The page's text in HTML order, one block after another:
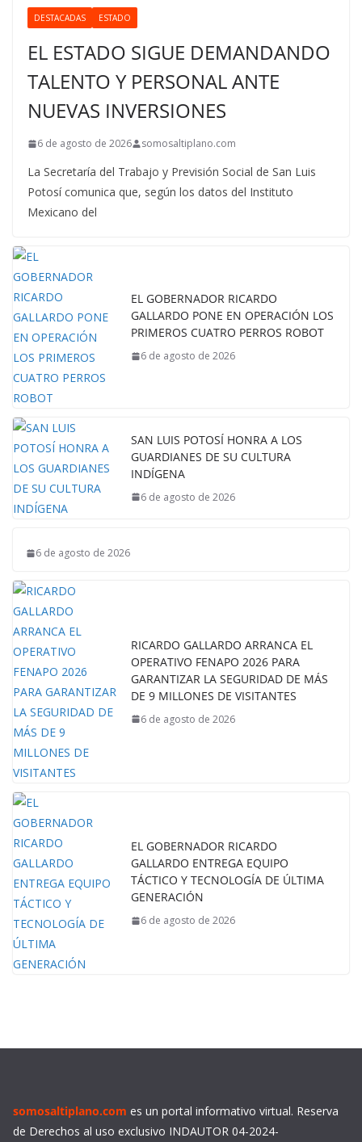
DESTACADAS ESTADO
EL ESTADO SIGUE DEMANDANDO
TALENTO Y PERSONAL ANTE
NUEVAS INVERSIONES
6 de agosto de 2026 somosaltiplano.com
La Secretaría del Trabajo y Previsión Social de San Luis
Potosí comunica que, según los datos del Instituto
Mexicano del
EL GOBERNADOR RICARDO
GALLARDO PONE EN OPERACIÓN LOS
PRIMEROS CUATRO PERROS ROBOT
6 de agosto de 2026
SAN LUIS POTOSÍ HONRA A LOS
GUARDIANES DE SU CULTURA
INDÍGENA
6 de agosto de 2026
6 de agosto de 2026
RICARDO GALLARDO ARRANCA EL
OPERATIVO FENAPO 2026 PARA
GARANTIZAR LA SEGURIDAD DE MÁS
DE 9 MILLONES DE VISITANTES
6 de agosto de 2026
EL GOBERNADOR RICARDO
GALLARDO ENTREGA EQUIPO
TÁCTICO Y TECNOLOGÍA DE ÚLTIMA
GENERACIÓN
6 de agosto de 2026
somosaltiplano.com es un portal informativo virtual. Reserva
de Derechos al uso exclusivo INDAUTOR 04-2024-